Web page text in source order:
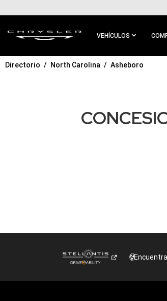
CONTENIDO
VEHÍCULOS
IR A
Directorio North Carolina Asheboro